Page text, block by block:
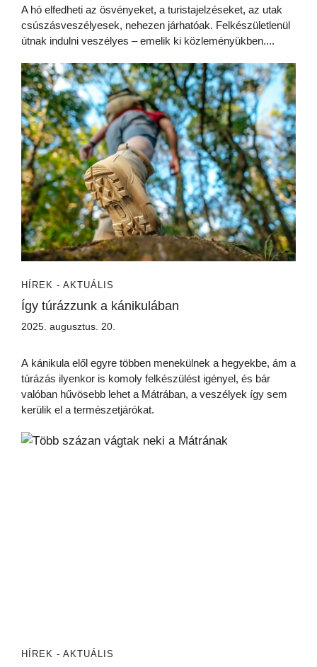
A hó elfedheti az ösvényeket, a turistajelzéseket, az utak
csúszásveszélyesek, nehezen járhatóak. Felkészületlenül
útnak indulni veszélyes – emelik ki közleményükben....
HÍREK - AKTUÁLIS
Így túrázzunk a kánikulában
2025. augusztus. 20.
A kánikula elől egyre többen menekülnek a hegyekbe, ám a
túrázás ilyenkor is komoly felkészülést igényel, és bár
valóban hűvösebb lehet a Mátrában, a veszélyek így sem
kerülik el a természetjárókat.
HÍREK - AKTUÁLIS